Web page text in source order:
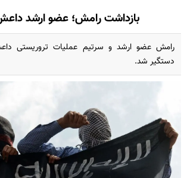
بازداشت رامش؛ عضو ارشد
رامش عضو ارشد و سرتیم عملیات تروریستی
دستگیر شد.